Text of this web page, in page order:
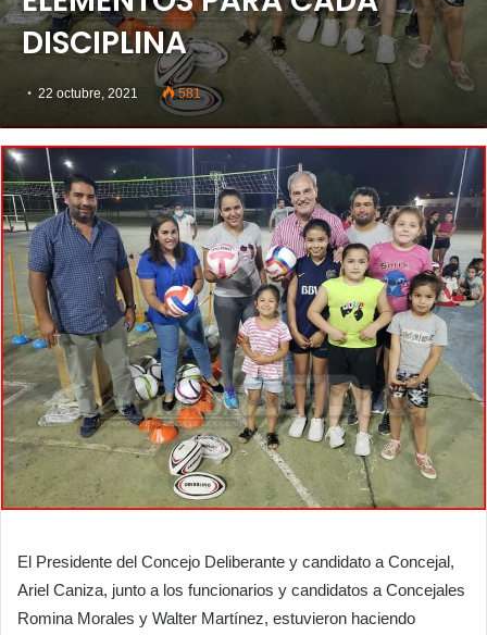
DISCIPLINA
22 octubre, 2021 581
El Presidente del Concejo Deliberante y candidato a Concejal,
Ariel Caniza, junto a los funcionarios y candidatos a Concejales
Romina Morales y Walter Martínez, estuvieron haciendo